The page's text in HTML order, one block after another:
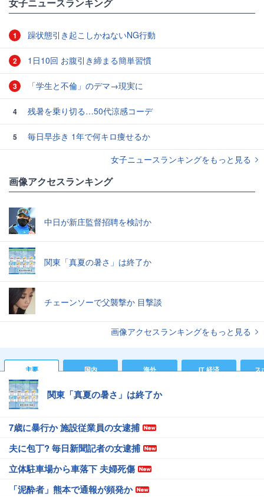
女子ニュースランキング
1 躁状態引き起こしかねないNG行動
2 1日10回 お腹引き締まる簡単習慣
3 「学生と不倫」のデマ→現実に
4 残暑を乗り切る…50代涼感コーデ
5
毎日早歩き 1年で何キロ痩せるか
女子ニュースランキングをもっと見る
画像アクセスランキング
中日が新庄監督招聘を検討か
関東「真夏の暑さ」は終了か
チェーンソーで父襲撃か 目撃談
画像アクセスランキングをもっと見る
主要 国内 海外 IT 経済 ス
関東「真夏の暑さ」は終了か
7歳に暴行か 施設従業員の女逮捕
夫に包丁? 毎日新聞記者の女逮捕
立体駐車場から車落下 夫婦死傷
「泥酔者」熊本で通報が頻発か